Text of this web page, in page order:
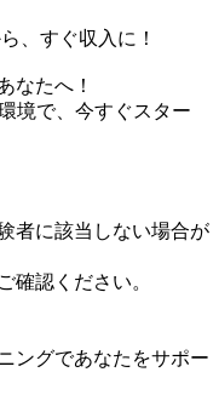
、すぐ収入に！
なたへ！
境で、今すぐスター
者に該当しない場合が
確認ください。
ングであなたをサポー